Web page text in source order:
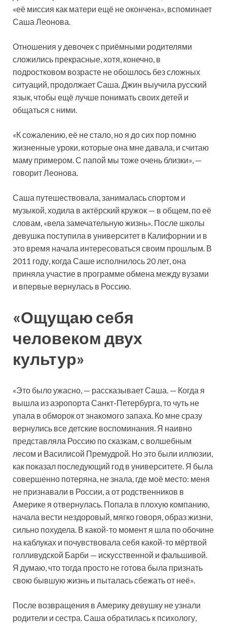
«её миссия как матери ещё не окончена», вспоминает
Саша Леонова.
Отношения у девочек с приёмными родителями
сложились прекрасные, хотя, конечно, в
подростковом возрасте не обошлось без сложных
ситуаций, продолжает Саша. Джин выучила русский
язык, чтобы ещё лучше понимать своих детей и
общаться с ними.
«К сожалению, её не стало, но я до сих пор помню
жизненные уроки, которые она мне давала, и считаю
маму примером. С папой мы тоже очень близки», —
говорит Леонова.
Саша путешествовала, занималась спортом и
музыкой, ходила в актёрский кружок — в общем, по её
словам, «вела замечательную жизнь». После школы
девушка поступила в университет в Калифорнии и в
это время начала интересоваться своим прошлым. В
2011 году, когда Саше исполнилось 20 лет, она
приняла участие в программе обмена между вузами
и впервые вернулась в Россию.
«Ощущаю себя
человеком двух
культур»
«Это было ужасно, — рассказывает Саша. — Когда я
вышла из аэропорта Санкт-Петербурга, то чуть не
упала в обморок от знакомого запаха. Ко мне сразу
вернулись все детские воспоминания. Я наивно
представляла Россию по сказкам, с волшебным
лесом и Василисой Премудрой. Но это были иллюзии,
как показал последующий год в университете. Я была
совершенно потеряна, не знала, где моё место: меня
не признавали в России, а от родственников в
Америке я отвернулась. Попала в плохую компанию,
начала вести нездоровый, мягко говоря, образ жизни,
сильно похудела. В какой-то момент я шла по обочине
на каблуках и почувствовала себя какой-то мёртвой
голливудской Барби — искусственной и фальшивой.
Я думаю, что тогда просто не готова была признать
свою бывшую жизнь и пыталась сбежать от неё».
После возвращения в Америку девушку не узнали
родители и сестра. Саша обратилась к психологу,